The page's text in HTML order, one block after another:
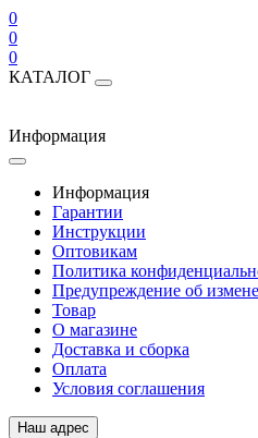
0
0
0
КАТАЛОГ
Информация
Информация
Гарантии
Инструкции
Оптовикам
Политика
Предупреждение об
Товар
О магазине
Доставка и сборка
Оплата
Условия соглашения
Наш адрес